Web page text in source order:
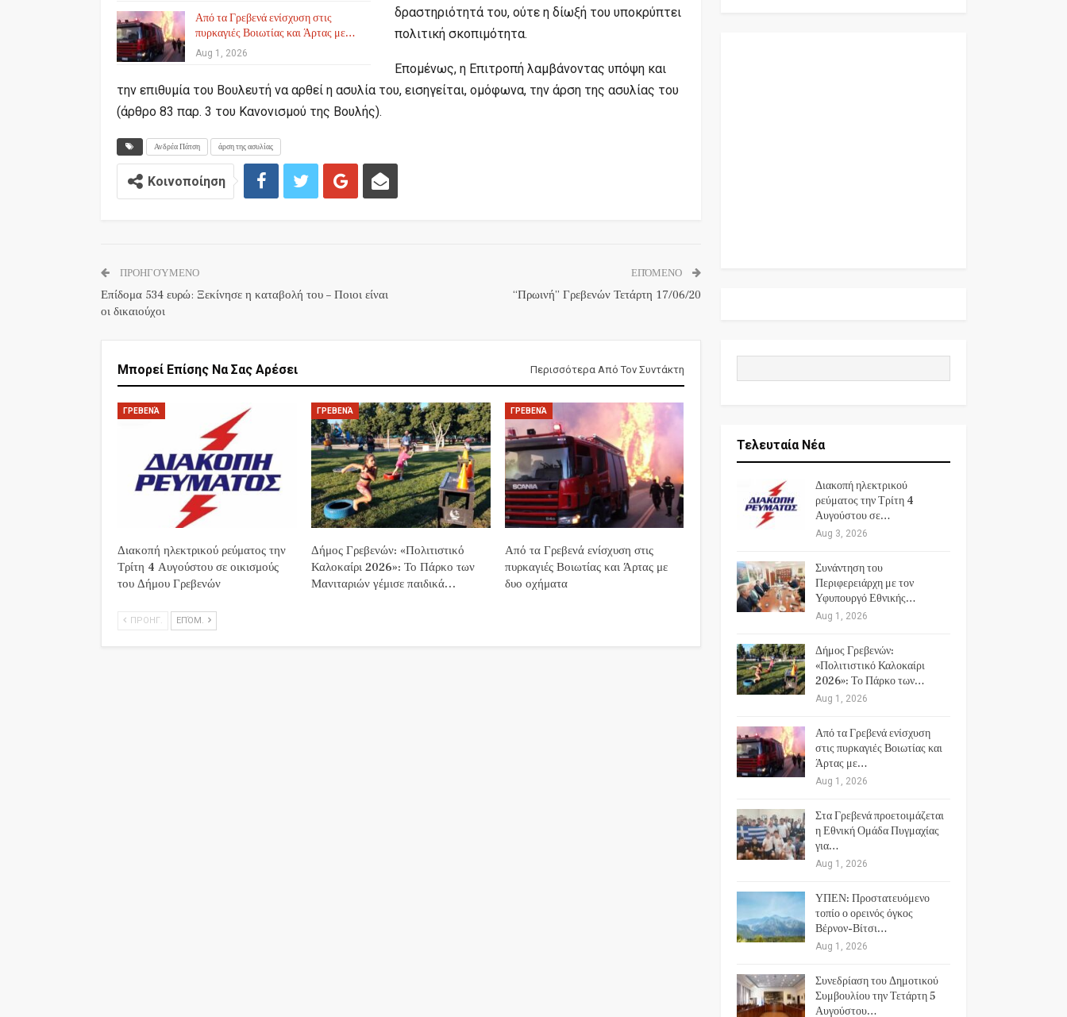
Από τα Γρεβενά ενίσχυση στις
πυρκαγιές Βοιωτίας και Άρτας με…
Aug 1, 2026
δραστηριότητά του, ούτε η δίωξή του υποκρύπτει
πολιτική σκοπιμότητα.
Επομένως, η Επιτροπή λαμβάνοντας υπόψη και
την επιθυμία του Βουλευτή να αρθεί η ασυλία του, εισηγείται, ομόφωνα, την άρση της ασυλίας του
(άρθρο 83 παρ. 3 του Κανονισμού της Βουλής).
Ανδρέα Πάτση άρση της ασυλίας
Κοινοποίηση
ΠΡΟΗΓΟΎΜΕΝΟ
Επίδομα 534 ευρώ: Ξεκίνησε η καταβολή του – Ποιοι είναι
οι δικαιούχοι
ΕΠΌΜΕΝΟ
“Πρωινή” Γρεβενών Τετάρτη 17/06/20
Μπορεί Επίσης Να Σας Αρέσει Περισσότερα Από Τον Συντάκτη
ΓΡΕΒΕΝΆ
Διακοπή ηλεκτρικού ρεύματος την
Τρίτη 4 Αυγούστου σε οικισμούς
του Δήμου Γρεβενών
ΓΡΕΒΕΝΆ
Δήμος Γρεβενών: «Πολιτιστικό
Καλοκαίρι 2026»: Το Πάρκο των
Μανιταριών γέμισε παιδικά…
ΓΡΕΒΕΝΆ
Από τα Γρεβενά ενίσχυση στις
πυρκαγιές Βοιωτίας και Άρτας με
δυο οχήματα
ΠΡΟΗΓ. ΕΠΌΜ.
Τελευταία Νέα
Διακοπή ηλεκτρικού
ρεύματος την Τρίτη 4
Αυγούστου σε…
Aug 3, 2026
Συνάντηση του
Περιφερειάρχη με τον
Υφυπουργό Εθνικής…
Aug 1, 2026
Δήμος Γρεβενών:
«Πολιτιστικό Καλοκαίρι
2026»: Το Πάρκο των…
Aug 1, 2026
Από τα Γρεβενά ενίσχυση
στις πυρκαγιές Βοιωτίας και
Άρτας με…
Aug 1, 2026
Στα Γρεβενά προετοιμάζεται
η Εθνική Ομάδα Πυγμαχίας
για…
Aug 1, 2026
ΥΠΕΝ: Προστατευόμενο
τοπίο ο ορεινός όγκος
Βέρνον-Βίτσι…
Aug 1, 2026
Συνεδρίαση του Δημοτικού
Συμβουλίου την Τετάρτη 5
Αυγούστου…